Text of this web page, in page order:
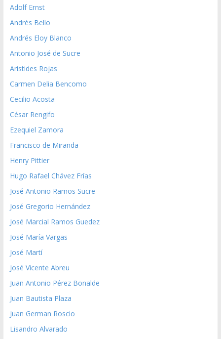
Adolf Ernst
Andrés Bello
Andrés Eloy Blanco
Antonio José de Sucre
Aristides Rojas
Carmen Delia Bencomo
Cecilio Acosta
César Rengifo
Ezequiel Zamora
Francisco de Miranda
Henry Pittier
Hugo Rafael Chávez Frías
José Antonio Ramos Sucre
José Gregorio Hernández
José Marcial Ramos Guedez
José María Vargas
José Martí
José Vicente Abreu
Juan Antonio Pérez Bonalde
Juan Bautista Plaza
Juan German Roscio
Lisandro Alvarado